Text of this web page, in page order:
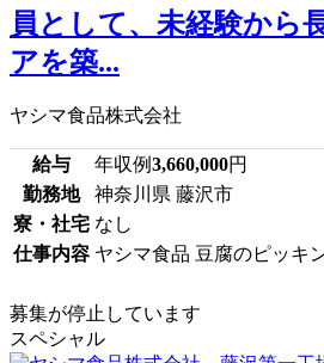
員として、未経験から
アを築...
ヤシマ食品株式会社
給与 年収例3,660,000円
勤務地
神奈川県 藤沢市
寮・社宅 なし
仕事内容 ヤシマ食品 豆腐のピッキ
募集が停止しています
スペシャル